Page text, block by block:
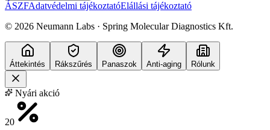
ÁSZFAdatvédelmi tájékoztatóElállási tájékoztató
© 2026 Neumann Labs · Spring Molecular Diagnostics Kft.
Áttekintés Rákszűrés Panaszok Anti-aging Rólunk
Nyári akció
20